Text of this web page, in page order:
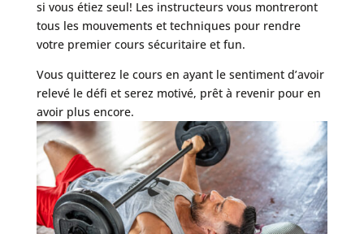
si vous étiez seul! Les instructeurs vous montreront
tous les mouvements et techniques pour rendre
votre premier cours sécuritaire et fun.
Vous quitterez le cours en ayant le sentiment d’avoir
relevé le défi et serez motivé, prêt à revenir pour en
avoir plus encore.